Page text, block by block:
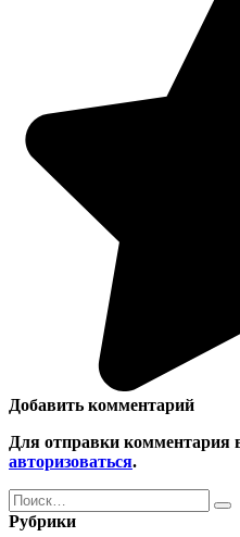
Добавить комментарий
Для отправки комментария
авторизоваться.
Search
for:
Рубрики